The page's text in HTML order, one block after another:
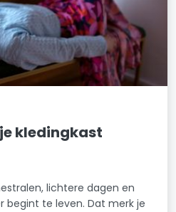
kledingkast
lichtere dagen en
begint te leven. Dat merk je